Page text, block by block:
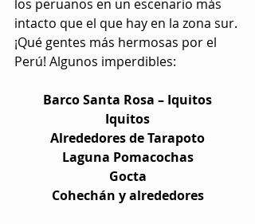
los peruanos en un escenario más
intacto que el que hay en la zona sur.
¡Qué gentes más hermosas por el
Perú! Algunos imperdibles:
Barco Santa Rosa – Iquitos
Iquitos
Alrededores de Tarapoto
Laguna Pomacochas
Gocta
Cohechán y alrededores